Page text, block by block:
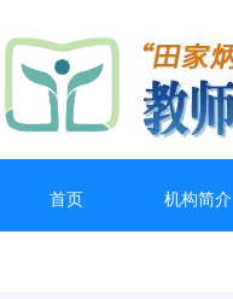
首页 机构简介